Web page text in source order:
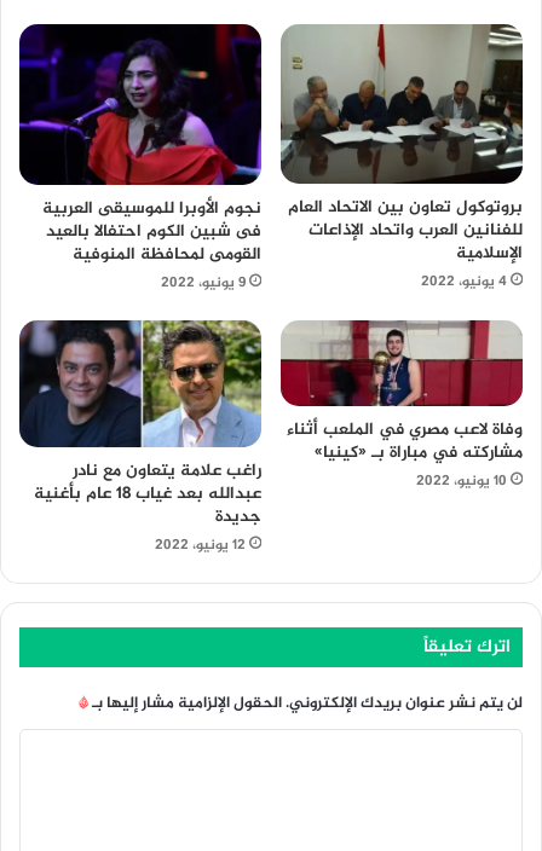
بروتوكول تعاون بين الاتحاد العام
للفنانين العرب واتحاد الإذاعات
الإسلامية
4 يونيو، 2022
نجوم الأوبرا للموسيقى العربية
فى شبين الكوم احتفالا بالعيد
القومى لمحافظة المنوفية
9 يونيو، 2022
وفاة لاعب مصري في الملعب أثناء
مشاركته في مباراة بـ «كينيا»
10 يونيو، 2022
راغب علامة يتعاون مع نادر
عبدالله بعد غياب 18 عام بأغنية
جديدة
12 يونيو، 2022
اترك تعليقاً
لن يتم نشر عنوان بريدك الإلكتروني.الحقول الإلزامية مشار إليها بـ*